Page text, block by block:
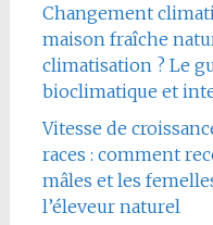
Changement
maison fraîche
climatisation ? Le
bioclimatique et
Vitesse de
races : comment
mâles et les
l’éleveur naturel